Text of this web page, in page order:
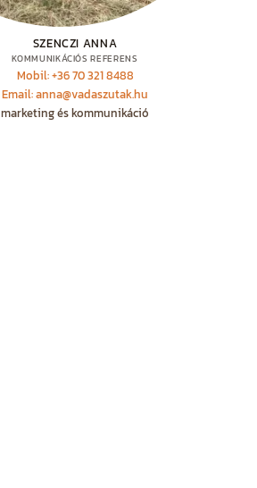
SZENCZI ANNA
KOMMUNIKÁCIÓS REFERENS
Mobil: +36 70 321 8488
Email: anna@vadaszutak.hu
marketing és kommunikáció